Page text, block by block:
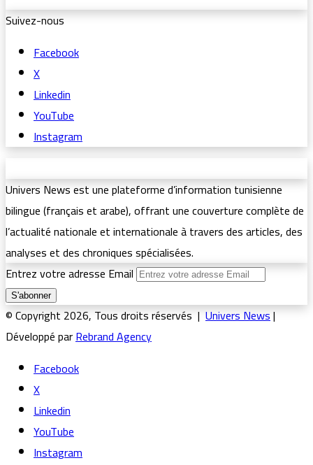
Suivez-nous
Facebook
X
Linkedin
YouTube
Instagram
Univers News est une plateforme d’information tunisienne
bilingue (français et arabe), offrant une couverture complète de
l’actualité nationale et internationale à travers des articles, des
analyses et des chroniques spécialisées.
Entrez votre adresse Email
© Copyright 2026, Tous droits réservés |Univers News|
Développé parRebrand Agency
Facebook
X
Linkedin
YouTube
Instagram